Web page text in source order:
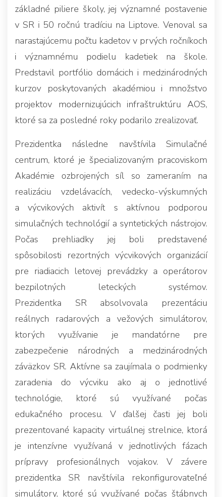
základné piliere školy, jej významné postavenie
v SR i 50 ročnú tradíciu na Liptove. Venoval sa
narastajúcemu počtu kadetov v prvých ročníkoch
i významnému podielu kadetiek na škole.
Predstavil portfólio domácich i medzinárodných
kurzov poskytovaných akadémiou i množstvo
projektov modernizujúcich infraštruktúru AOS,
ktoré sa za posledné roky podarilo zrealizovať.
Prezidentka následne navštívila Simulačné
centrum, ktoré je špecializovaným pracoviskom
Akadémie ozbrojených síl so zameraním na
realizáciu vzdelávacích, vedecko-výskumných
a výcvikových aktivít s aktívnou podporou
simulačných technológií a syntetických nástrojov.
Počas prehliadky jej boli predstavené
spôsobilosti rezortných výcvikových organizácií
pre riadiacich letovej prevádzky a operátorov
bezpilotných leteckých systémov.
Prezidentka SR absolvovala prezentáciu
reálnych radarových a vežových simulátorov,
ktorých využívanie je mandatórne pre
zabezpečenie národných a medzinárodných
záväzkov SR. Aktívne sa zaujímala o podmienky
zaradenia do výcviku ako aj o jednotlivé
technológie, ktoré sú využívané počas
edukačného procesu. V ďalšej časti jej boli
prezentované kapacity virtuálnej strelnice, ktorá
je intenzívne využívaná v jednotlivých fázach
prípravy profesionálnych vojakov. V závere
prezidentka SR navštívila rekonfigurovateľné
simulátory, ktoré sú využívané počas štábnych